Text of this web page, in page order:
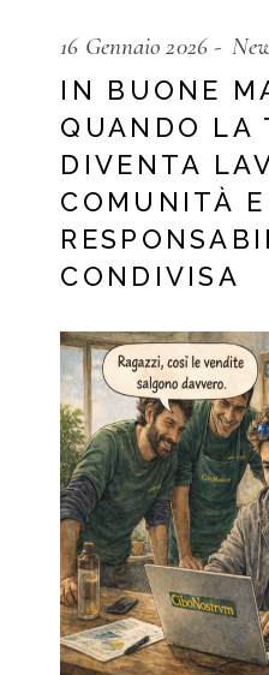
16 Gennaio 2026
IN BUONE
QUANDO LA
DIVENTA
COMUNITÀ E
CONDIVISA